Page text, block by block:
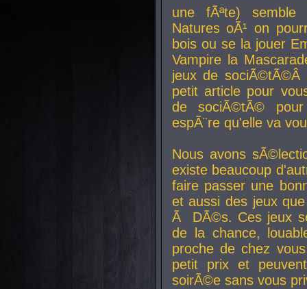
une fÃªte) semble
Natures oÃ¹ on
bois ou se la jouer
Vampire la
jeux de
petit article pour
de sociÃ©tÃ©
espÃ¨re qu'elle va
Nous avons
existe beaucoup
faire passer une
et aussi des jeux
Ã DÃ©s. Ces jeux
de la chance,
proche de chez
petit prix et
soirÃ©e sans vous